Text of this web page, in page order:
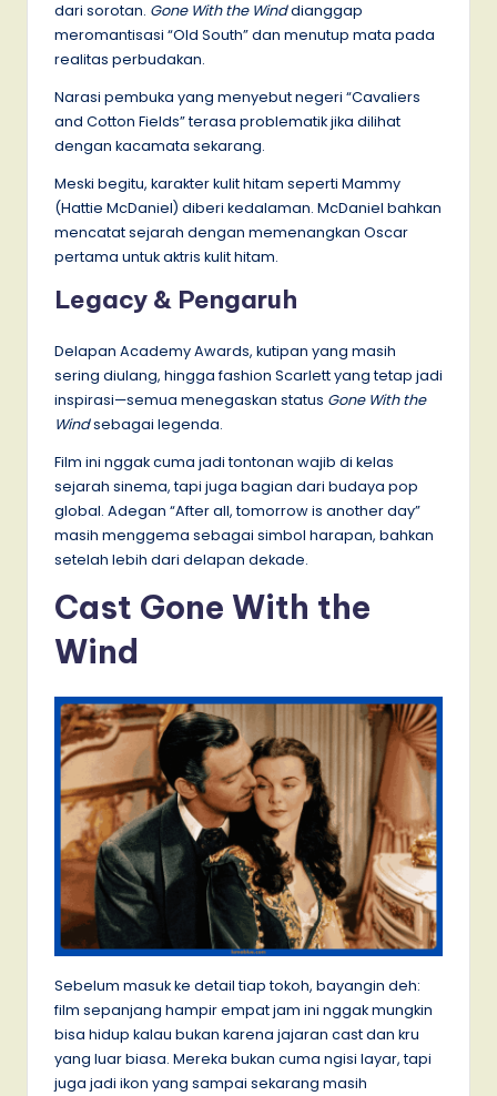
dari sorotan. Gone With the Winddianggap
meromantisasi “Old South” dan menutup mata pada
realitas perbudakan.
Narasi pembuka yang menyebut negeri “Cavaliers
and Cotton Fields” terasa problematik jika dilihat
dengan kacamata sekarang.
Meski begitu, karakter kulit hitam seperti Mammy
(Hattie McDaniel) diberi kedalaman. McDaniel bahkan
mencatat sejarah dengan memenangkan Oscar
pertama untuk aktris kulit hitam.
Legacy & Pengaruh
Delapan Academy Awards, kutipan yang masih
sering diulang, hingga fashion Scarlett yang tetap jadi
inspirasi—semua menegaskan status Gone With the
Windsebagai legenda.
Film ini nggak cuma jadi tontonan wajib di kelas
sejarah sinema, tapi juga bagian dari budaya pop
global. Adegan “After all, tomorrow is another day”
masih menggema sebagai simbol harapan, bahkan
setelah lebih dari delapan dekade.
Cast Gone With the
Wind
Sebelum masuk ke detail tiap tokoh, bayangin deh:
film sepanjang hampir empat jam ini nggak mungkin
bisa hidup kalau bukan karena jajaran cast dan kru
yang luar biasa. Mereka bukan cuma ngisi layar, tapi
juga jadi ikon yang sampai sekarang masih